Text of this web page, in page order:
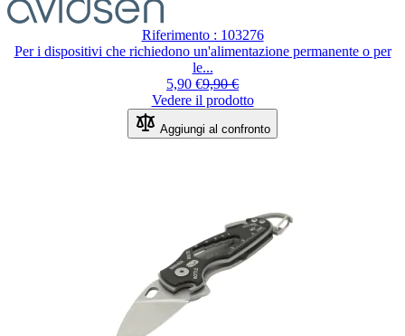
Riferimento : 103276
Per i dispositivi che richiedono un'alimentazione permanente o per
le...
5,90 €9,90 €
Vedere il prodotto
Aggiungi al confronto